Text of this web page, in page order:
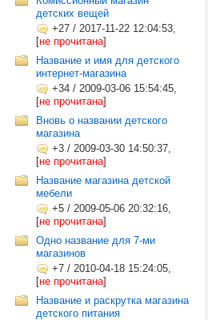
детских вещей
+27 / 2017-11-22 12:04:53,
[не прочитана]
Название и имя для детского
интернет-магазина
+34 / 2009-03-06 15:54:45,
[не прочитана]
Вновь о названии детского
магазина
+3 / 2009-03-30 14:50:37,
[не прочитана]
Название магазина детской
мебели
+5 / 2009-05-06 20:32:16,
[не прочитана]
Одно название для 7-ми
магазинов
+7 / 2010-04-18 15:24:05,
[не прочитана]
Название и раскрутка магазина
детского питания